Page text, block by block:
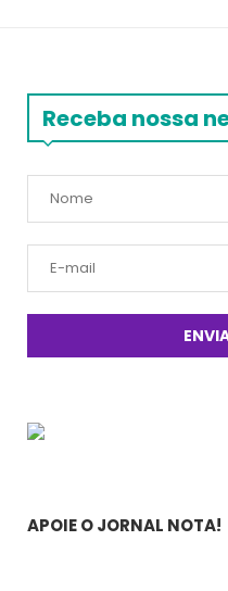
Receba nossa
APOIE O JORNAL NOTA!